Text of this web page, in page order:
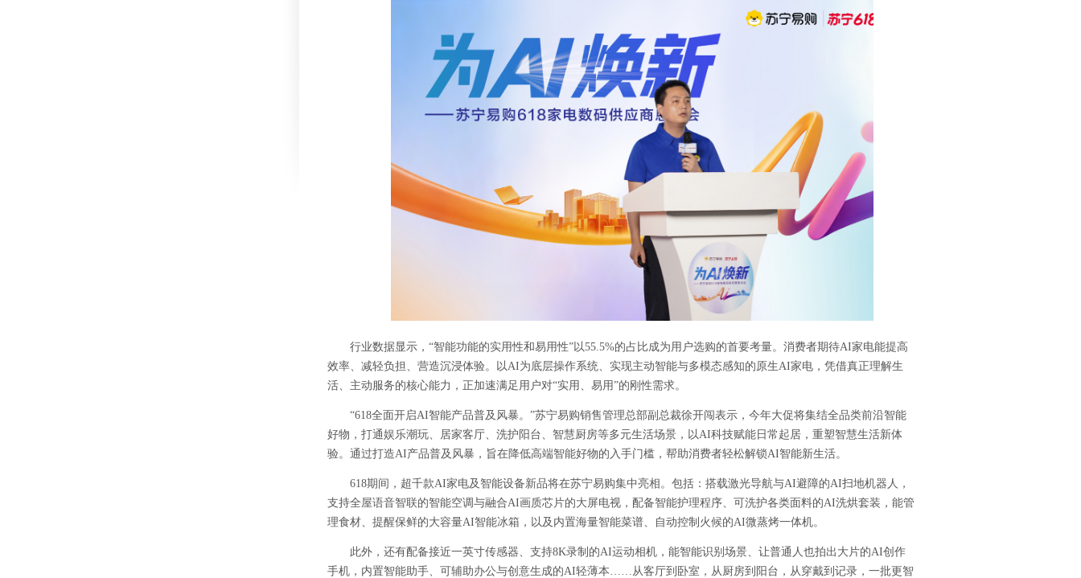
行业数据显示，“智能功能的实用性和易用性”以55.5%的占比成为用户选购的首要考量。消费者期待AI家电能提高
效率、减轻负担、营造沉浸体验。以AI为底层操作系统、实现主动智能与多模态感知的原生AI家电，凭借真正理解生
活、主动服务的核心能力，正加速满足用户对“实用、易用”的刚性需求。
“618全面开启AI智能产品普及风暴。”苏宁易购销售管理总部副总裁徐开闯表示，今年大促将集结全品类前沿智能
好物，打通娱乐潮玩、居家客厅、洗护阳台、智慧厨房等多元生活场景，以AI科技赋能日常起居，重塑智慧生活新体
验。通过打造AI产品普及风暴，旨在降低高端智能好物的入手门槛，帮助消费者轻松解锁AI智能新生活。
618期间，超千款AI家电及智能设备新品将在苏宁易购集中亮相。包括：搭载激光导航与AI避障的AI扫地机器人，
支持全屋语音智联的智能空调与融合AI画质芯片的大屏电视，配备智能护理程序、可洗护各类面料的AI洗烘套装，能管
理食材、提醒保鲜的大容量AI智能冰箱，以及内置海量智能菜谱、自动控制火候的AI微蒸烤一体机。
此外，还有配备接近一英寸传感器、支持8K录制的AI运动相机，能智能识别场景、让普通人也拍出大片的AI创作
手机，内置智能助手、可辅助办公与创意生成的AI轻薄本……从客厅到卧室，从厨房到阳台，从穿戴到记录，一批更智